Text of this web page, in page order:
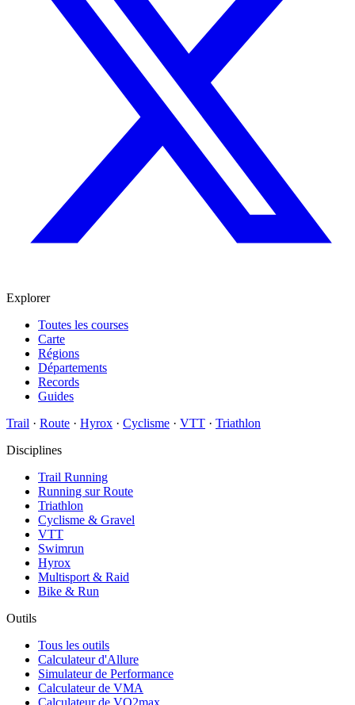
Explorer
Toutes les courses
Carte
Régions
Départements
Records
Guides
Trail · Route · Hyrox · Cyclisme · VTT · Triathlon
Disciplines
Trail Running
Running sur Route
Triathlon
Cyclisme & Gravel
VTT
Swimrun
Hyrox
Multisport & Raid
Bike & Run
Outils
Tous les outils
Calculateur d'Allure
Simulateur de Performance
Calculateur de VMA
Calculateur de VO2max